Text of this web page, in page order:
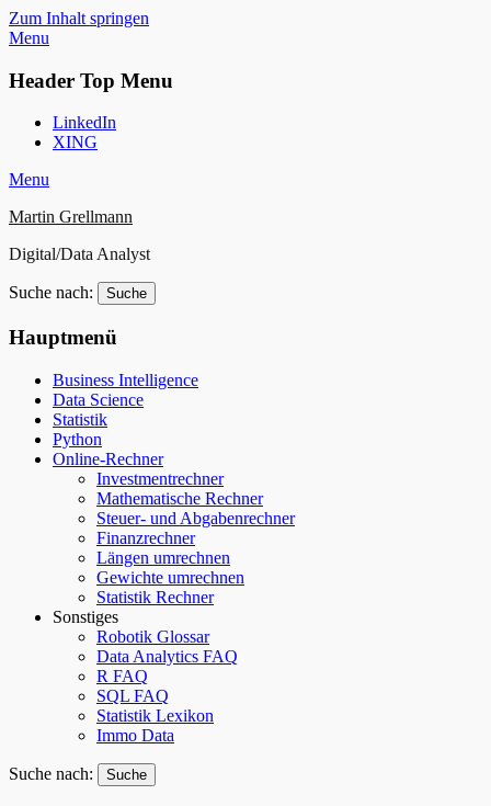
Zum Inhalt springen
Menu
Header Top Menu
LinkedIn
XING
Menu
Martin Grellmann
Digital/Data Analyst
Suche nach:
Hauptmenü
Business Intelligence
Data Science
Statistik
Python
Online-Rechner
Investmentrechner
Mathematische Rechner
Steuer- und Abgabenrechner
Finanzrechner
Längen umrechnen
Gewichte umrechnen
Statistik Rechner
Sonstiges
Robotik Glossar
Data Analytics FAQ
R FAQ
SQL FAQ
Statistik Lexikon
Immo Data
Suche nach: